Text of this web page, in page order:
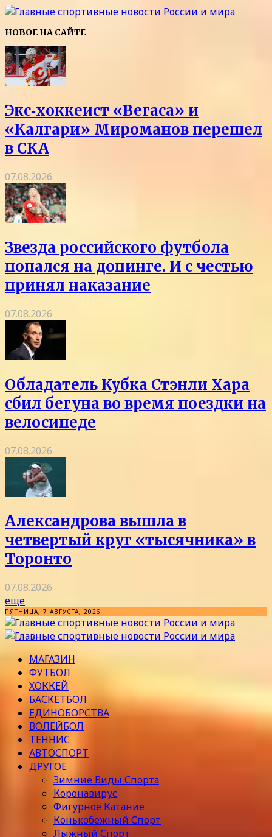
НОВОЕ НА САЙТЕ
Экс‑хоккеист «Вегаса» и
«Калгари» Мироманов перешел
в СКА
07.08.2026
Звезда российского футбола
попался на допинге. И с честью
принял наказание
07.08.2026
Обладатель Кубка Стэнли Хара
сбил бегуна во время поездки на
велосипеде
07.08.2026
Александрова вышла в
четвертый круг «тысячника» в
Торонто
07.08.2026
еще
ПЯТНИЦА, 7 АВГУСТА, 2026
МАГАЗИН
ФУТБОЛ
ХОККЕЙ
БАСКЕТБОЛ
ЕДИНОБОРСТВА
ВОЛЕЙБОЛ
ТЕННИС
АВТОСПОРТ
ДРУГОЕ
Зимние Виды Спорта
Коронавирус
Фигурное Катание
Конькобежный Спорт
Лыжный Спорт